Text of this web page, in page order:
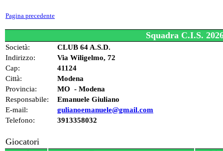
Pagina precedente
Squadra C.I.S.
Società:
CLUB 64 A.S.D.
Indirizzo:
Via Wiligelmo, 72
Cap:
41124
Città:
Modena
Provincia:
MO - Modena
Responsabile:
Emanuele Giuliano
E-mail:
gulianoemanuele@gmail.com
Telefono:
3913358032
Giocatori